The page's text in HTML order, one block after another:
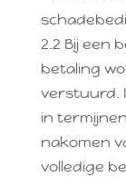
2.2 Bij een
betaling
verstuurd.
in
nakomen
volledige